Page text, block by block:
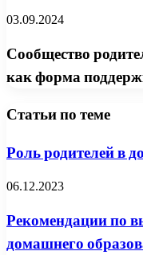
03.09.2024
Сообщество
как форма
Статьи по теме
Роль родителей в
06.12.2023
Рекомендации по
домашнего